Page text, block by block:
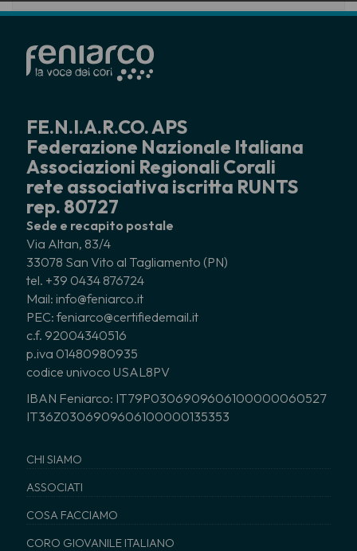
FE.N.I.A.R.CO. APS
Federazione Nazionale Italiana
Associazioni Regionali Corali
rete associativa iscritta RUNTS
rep. 80727
Sede e recapito postale
Via Altan, 83/4
33078 San Vito al Tagliamento (PN)
tel. +39 0434 876724
Mail: info@feniarco.it
PEC: feniarco@certifiedemail.it
c.f. 92004340516
p.iva 01480980935
codice univoco USAL8PV
IBAN Feniarco: IT79P0306909606100000060527
IT36Z0306909606100000135353
CHI SIAMO
ASSOCIATI
COSA FACCIAMO
CORO GIOVANILE ITALIANO